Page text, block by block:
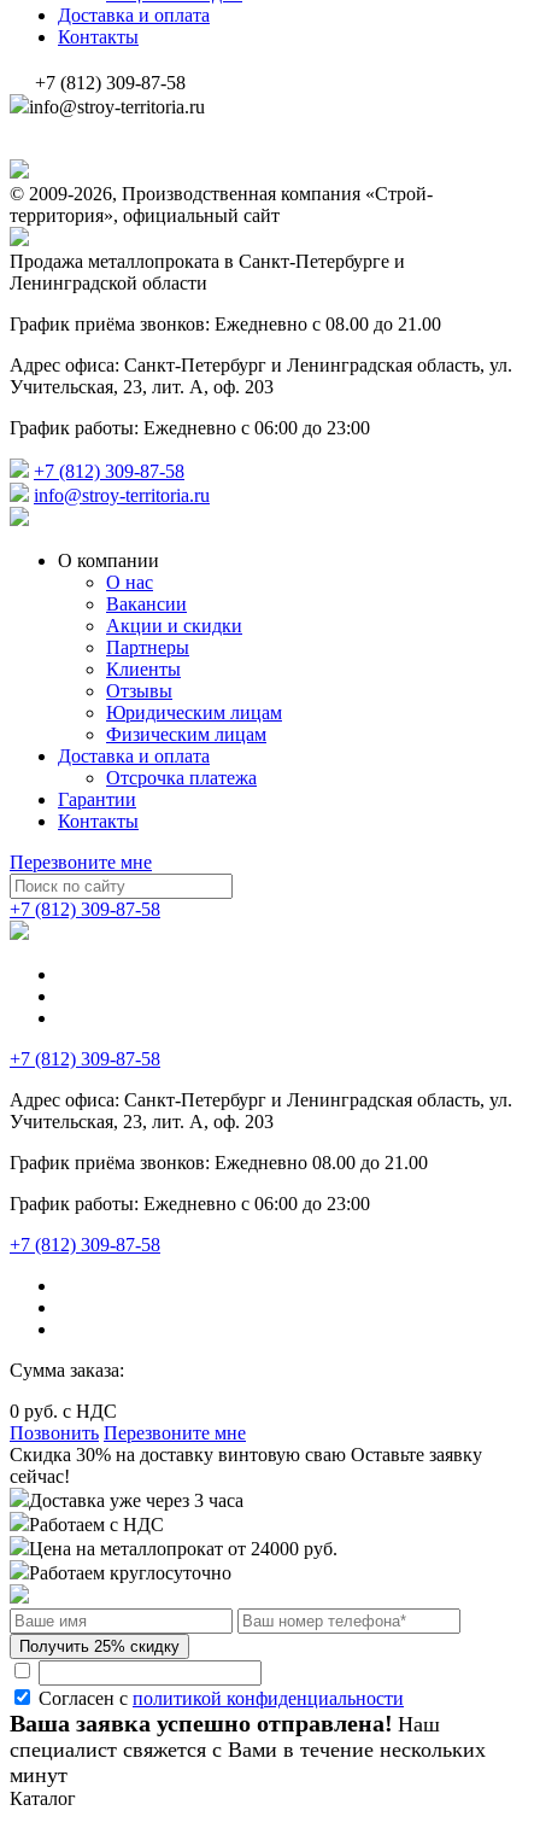
Доставка и оплата
Контакты
+7 (812) 309-87-58
info@stroy-territoria.ru
© 2009-2026, Производственная компания «Строй-
территория», официальный сайт
Продажа металлопроката в Санкт-Петербурге и
Ленинградской области
График приёма звонков: Ежедневно с 08.00 до 21.00
Адрес офиса: Санкт-Петербург и Ленинградская область, ул.
Учительская, 23, лит. А, оф. 203
График работы: Ежедневно с 06:00 до 23:00
+7 (812) 309-87-58
info@stroy-territoria.ru
О компании
О нас
Вакансии
Акции и скидки
Партнеры
Клиенты
Отзывы
Юридическим лицам
Физическим лицам
Доставка и оплата
Отсрочка платежа
Гарантии
Контакты
Перезвоните мне
+7 (812) 309-87-58
+7 (812) 309-87-58
Адрес офиса: Санкт-Петербург и Ленинградская область, ул.
Учительская, 23, лит. А, оф. 203
График приёма звонков: Ежедневно 08.00 до 21.00
График работы: Ежедневно с 06:00 до 23:00
+7 (812) 309-87-58
Сумма заказа:
0 руб. с НДС
Позвонить Перезвоните мне
Cкидка 30% на доставку винтовую сваю Оставьте заявку
сейчас!
Доставка уже через 3 часа
Работаем с НДС
Цена на металлопрокат от 24000 руб.
Работаем круглосуточно
Согласен с политикой конфиденциальности
Ваша заявка успешно отправлена! Наш
специалист свяжется с Вами в течение нескольких
минут
Каталог